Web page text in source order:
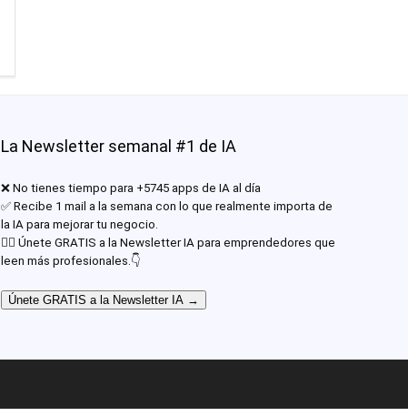
La Newsletter semanal #1 de IA
❌ No tienes tiempo para +5745 apps de IA al día
✅ Recibe 1 mail a la semana con lo que realmente importa de
la IA para mejorar tu negocio.
✊🏾 Únete GRATIS a la Newsletter IA para emprendedores que
leen más profesionales.👇
Únete GRATIS a la Newsletter IA →